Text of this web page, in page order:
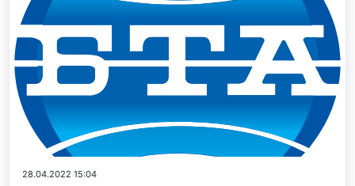
28.04.2022 15:04